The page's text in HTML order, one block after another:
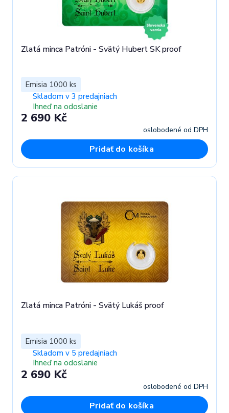
Zlatá minca Patróni - Svätý Hubert SK proof
Emisia 1000 ks
Skladom v 3 predajniach
Ihneď na odoslanie
2 690 Kč
oslobodené od DPH
Pridať do košíka
Zlatá minca Patróni - Svätý Lukáš proof
Emisia 1000 ks
Skladom v 5 predajniach
Ihneď na odoslanie
2 690 Kč
oslobodené od DPH
Pridať do košíka